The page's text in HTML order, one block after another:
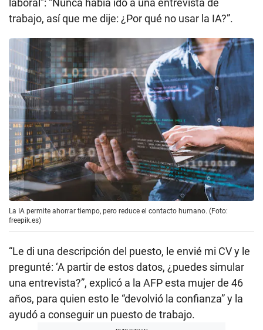
laboral”: “Nunca había ido a una entrevista de
trabajo, así que me dije: ¿Por qué no usar la IA?”.
La IA permite ahorrar tiempo, pero reduce el contacto humano. (Foto:
freepik.es)
“Le di una descripción del puesto, le envié mi CV y le
pregunté: ‘A partir de estos datos, ¿puedes simular
una entrevista?”, explicó a la AFP esta mujer de 46
años, para quien esto le “devolvió la confianza” y la
ayudó a conseguir un puesto de trabajo.